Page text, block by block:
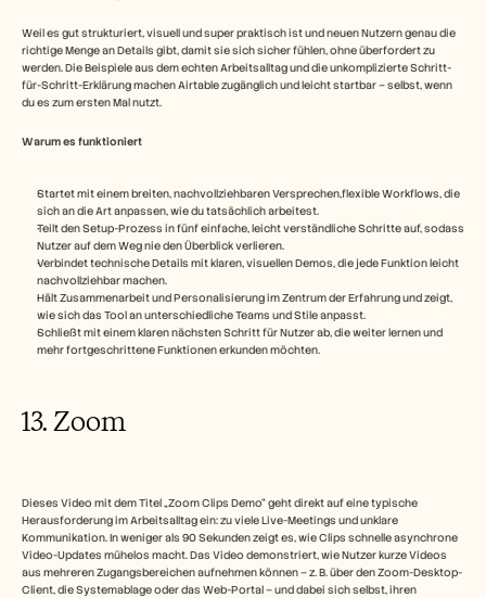
Weil es gut strukturiert, visuell und super praktisch ist und neuen Nutzern genau die
richtige Menge an Details gibt, damit sie sich sicher fühlen, ohne überfordert zu
werden. Die Beispiele aus dem echten Arbeitsalltag und die unkomplizierte Schritt-
für-Schritt-Erklärung machen Airtable zugänglich und leicht startbar – selbst, wenn
du es zum ersten Mal nutzt.
Warum es funktioniert
Startet mit einem breiten, nachvollziehbaren Versprechen,flexible Workflows, die
sich an die Art anpassen, wie du tatsächlich arbeitest.
Teilt den Setup-Prozess in fünf einfache, leicht verständliche Schritte auf, sodass
Nutzer auf dem Weg nie den Überblick verlieren.
Verbindet technische Details mit klaren, visuellen Demos, die jede Funktion leicht
nachvollziehbar machen.
Hält Zusammenarbeit und Personalisierung im Zentrum der Erfahrung und zeigt,
wie sich das Tool an unterschiedliche Teams und Stile anpasst.
Schließt mit einem klaren nächsten Schritt für Nutzer ab, die weiter lernen und
mehr fortgeschrittene Funktionen erkunden möchten.
13. Zoom
Dieses Video mit dem Titel „Zoom Clips Demo“ geht direkt auf eine typische
Herausforderung im Arbeitsalltag ein: zu viele Live-Meetings und unklare
Kommunikation. In weniger als 90 Sekunden zeigt es, wie Clips schnelle asynchrone
Video-Updates mühelos macht. Das Video demonstriert, wie Nutzer kurze Videos
aus mehreren Zugangsbereichen aufnehmen können – z. B. über den Zoom-Desktop-
Client, die Systemablage oder das Web-Portal – und dabei sich selbst, ihren